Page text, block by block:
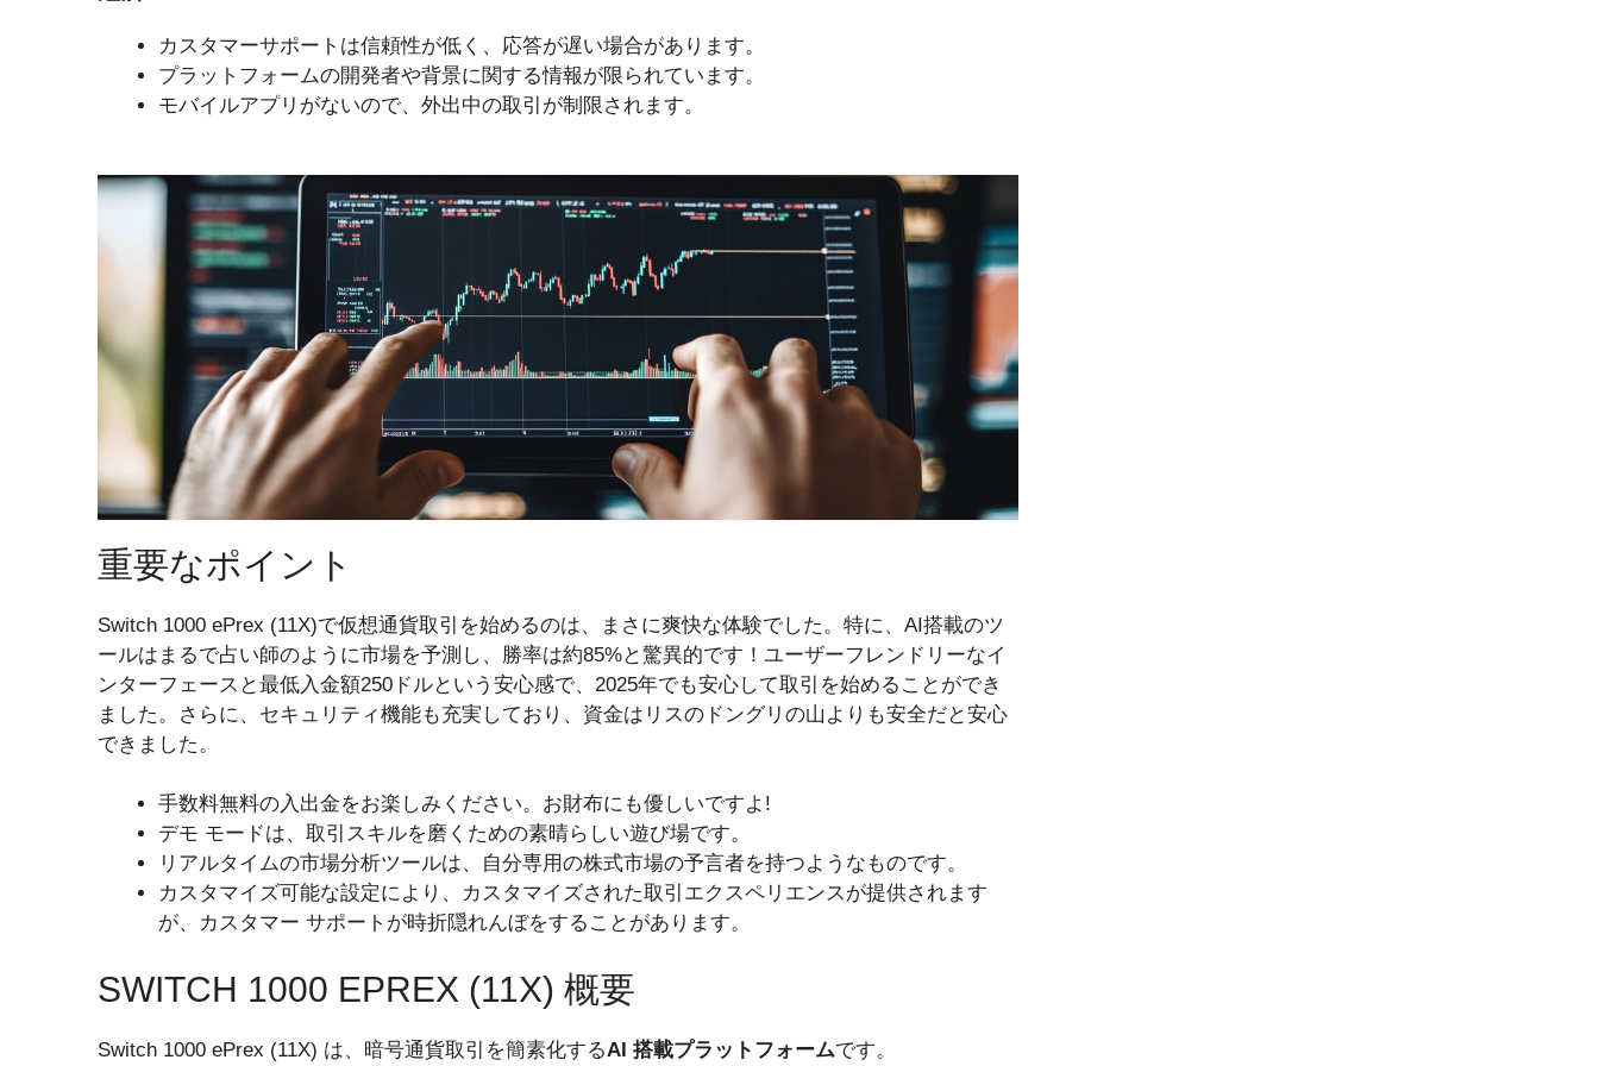
カスタマーサポートは信頼性が低く、応答が遅い場合があります。
プラットフォームの開発者や背景に関する情報が限られています。
モバイルアプリがないので、外出中の取引が制限されます。
重要なポイント
Switch 1000 ePrex (11X)で仮想通貨取引を始めるのは、まさに爽快な体験でした。特に、AI搭載のツ
ールはまるで占い師のように市場を予測し、勝率は約85%と驚異的です！ユーザーフレンドリーなイ
ンターフェースと最低入金額250ドルという安心感で、2025年でも安心して取引を始めることができ
ました。さらに、セキュリティ機能も充実しており、資金はリスのドングリの山よりも安全だと安心
できました。
手数料無料の入出金をお楽しみください。お財布にも優しいですよ!
デモ モードは、取引スキルを磨くための素晴らしい遊び場です。
リアルタイムの市場分析ツールは、自分専用の株式市場の予言者を持つようなものです。
カスタマイズ可能な設定により、カスタマイズされた取引エクスペリエンスが提供されます
が、カスタマー サポートが時折隠れんぼをすることがあります。
SWITCH 1000 EPREX (11X) 概要
Switch 1000 ePrex (11X) は、暗号通貨取引を簡素化するAI 搭載プラットフォームです。